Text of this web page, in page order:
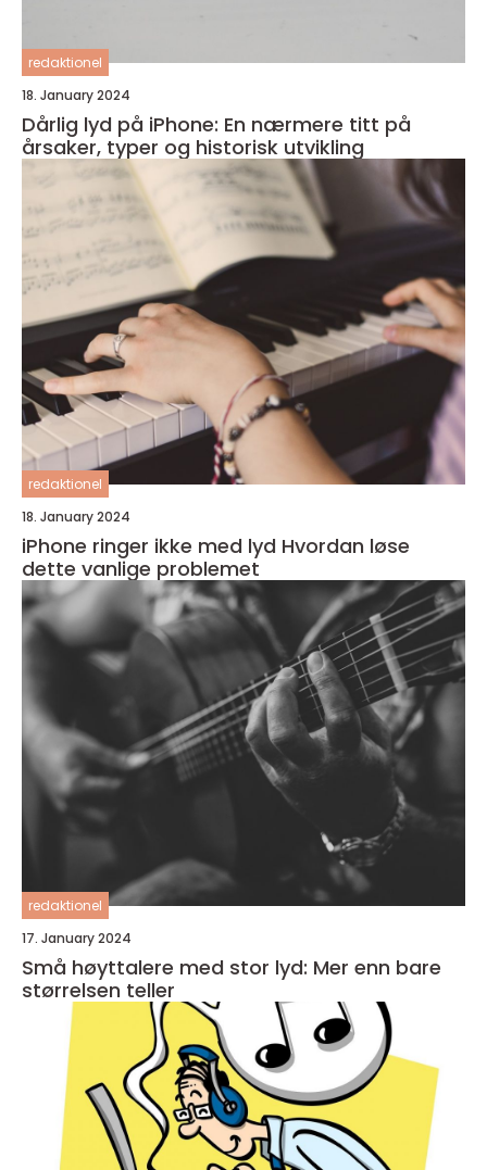
redaktionel
18. January 2024
Dårlig lyd på iPhone: En nærmere titt på
årsaker, typer og historisk utvikling
redaktionel
18. January 2024
iPhone ringer ikke med lyd Hvordan løse
dette vanlige problemet
redaktionel
17. January 2024
Små høyttalere med stor lyd: Mer enn bare
størrelsen teller